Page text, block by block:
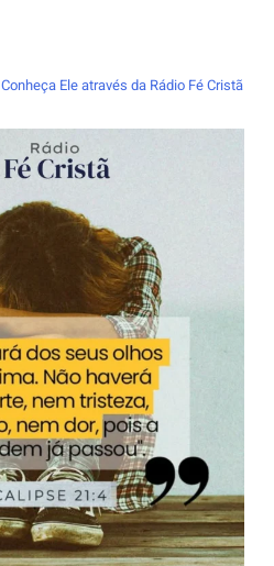
Conheça Ele através da Rádio Fé Cristã